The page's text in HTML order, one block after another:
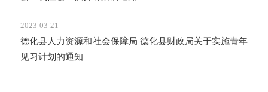
2023-03-21
德化县人力资源和社会保障局 德化县财政局关于实施青年
见习计划的通知